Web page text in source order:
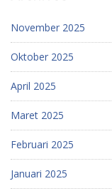
November 2025
Oktober 2025
April 2025
Maret 2025
Februari 2025
Januari 2025